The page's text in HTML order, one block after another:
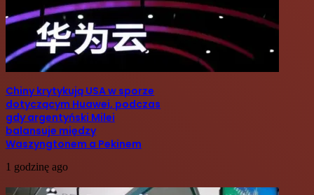
Chiny krytykują USA w sporze
dotyczącym Huawei, podczas
gdy argentyński Milei
balansuje między
Waszyngtonem a Pekinem
1 godzinę ago